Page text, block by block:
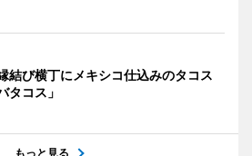
結び横丁にメキシコ仕込みのタコス
タコス」
もっと見る